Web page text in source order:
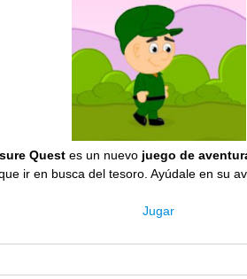
Quest es un nuevo juego de
ir en busca del tesoro. Ayúdale en su
Jugar